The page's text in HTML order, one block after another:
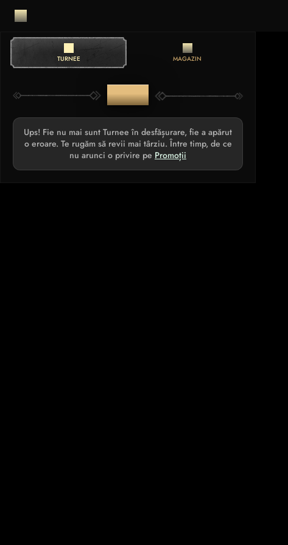
TURNEE MAGAZIN
TURNEE
Ups! Fie nu mai sunt Turnee în desfășurare, fie a apărut
o eroare. Te rugăm să revii mai târziu. Între timp, de ce
nu arunci o privire pe Promoții